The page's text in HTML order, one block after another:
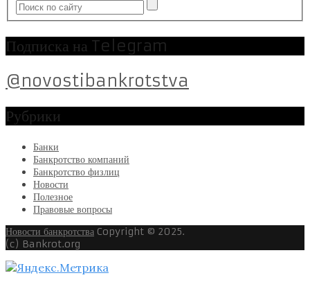
Подписка на Telegram
@novostibankrotstva
Рубрики
Банки
Банкротство компаний
Банкротство физлиц
Новости
Полезное
Правовые вопросы
Новости банкротства Copyright © 2025.
(c) Bankrot.org